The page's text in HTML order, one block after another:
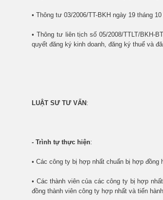
• Thông tư 03/2006/TT-BKH ngày 19 tháng
• Thông tư liên tịch số 05/2008/TTLT/BKH-
quyết đăng ký kinh doanh, đăng ký thuế và
LUẬT SƯ TƯ VẤN :
- Trình tự thực hiện:
• Các công ty bị hợp nhất chuẩn bị hợp đồng
• Các thành viên của các công ty bị hợp
đồng thành viên công ty hợp nhất và tiến